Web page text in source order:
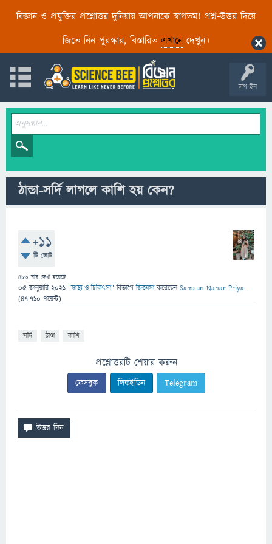
বিজ্ঞান ও প্রযুক্তির প্রশ্নোত্তর দুনিয়ায় আপনাকে স্বাগতম! প্রশ্ন-উত্তর দিয়ে
জিতে নিন পুরস্কার, বিস্তারিত এখানেদেখুন।
লগ ইন
ঠান্ডা-সর্দি লাগলে কাশি হয় কেন?
+11
টি ভোট
480 বার দেখা হয়েছে
05 জানুয়ারি 2021 "স্বাস্থ্য ও চিকিৎসা" বিভাগে জিজ্ঞাসাকরেছেনSamsun Nahar Priya
(47,710 পয়েন্ট)
সর্দি ঠাণ্ডা কাশি
প্রশ্নোত্তরটি শেয়ার করুন
ফেসবুক লিঙ্কইডিন Telegram